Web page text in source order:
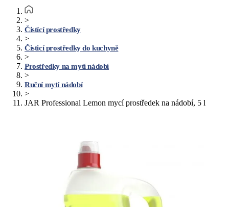
>
Čistící prostředky
>
Čisticí prostředky do kuchyně
>
Prostředky na mytí nádobí
>
Ruční mytí nádobí
>
JAR Professional Lemon mycí prostředek na nádobí, 5 l